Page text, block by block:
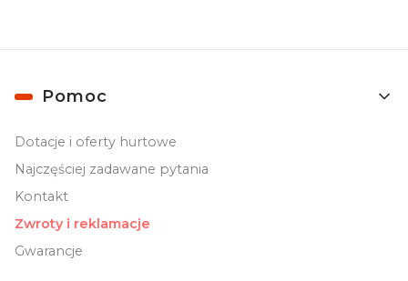
Linki w stopce
Pomoc
Dotacje i oferty hurtowe
Najczęściej zadawane pytania
Kontakt
Zwroty i reklamacje
Gwarancje